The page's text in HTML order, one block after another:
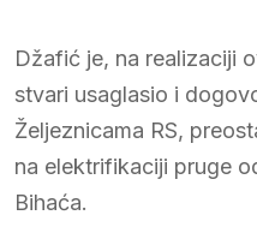
Džafić je, na realizaciji
stvari usaglasio i
Željeznicama RS,
na elektrifikaciji pruge
Bihaća.